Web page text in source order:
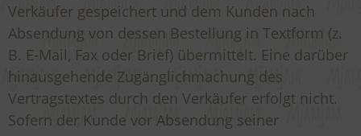
Verkäufer gespeichert und dem Kunden nach
Absendung von dessen Bestellung in Textform (z.
B. E-Mail, Fax oder Brief) übermittelt. Eine darüber
hinausgehende Zugänglichmachung des
Vertragstextes durch den Verkäufer erfolgt nicht.
Sofern der Kunde vor Absendung seiner